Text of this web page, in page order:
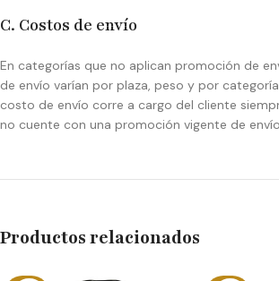
C. Costos de envío
En categorías que no aplican promoción de
de envío varían por plaza, peso y por
costo de envío corre a cargo del cliente
no cuente con una promoción vigente de
Productos relacionados